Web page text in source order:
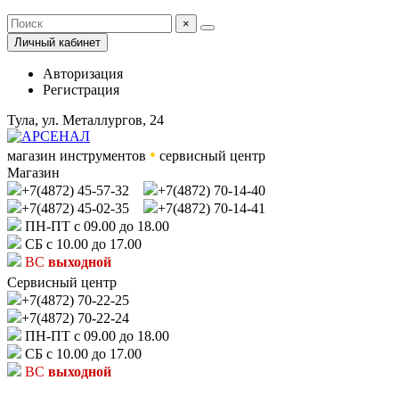
×
Личный кабинет
Авторизация
Регистрация
Тула, ул. Металлургов, 24
магазин инструментов • сервисный центр
Магазин
+7(4872) 45-57-32
+7(4872) 70-14-40
+7(4872) 45-02-35
+7(4872) 70-14-41
ПН-ПТ с 09.00 до 18.00
СБ с 10.00 до 17.00
ВС выходной
Сервисный центр
+7(4872) 70-22-25
+7(4872) 70-22-24
ПН-ПТ с 09.00 до 18.00
СБ с 10.00 до 17.00
ВС выходной